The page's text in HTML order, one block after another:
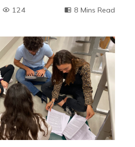
124 8 Mins Read